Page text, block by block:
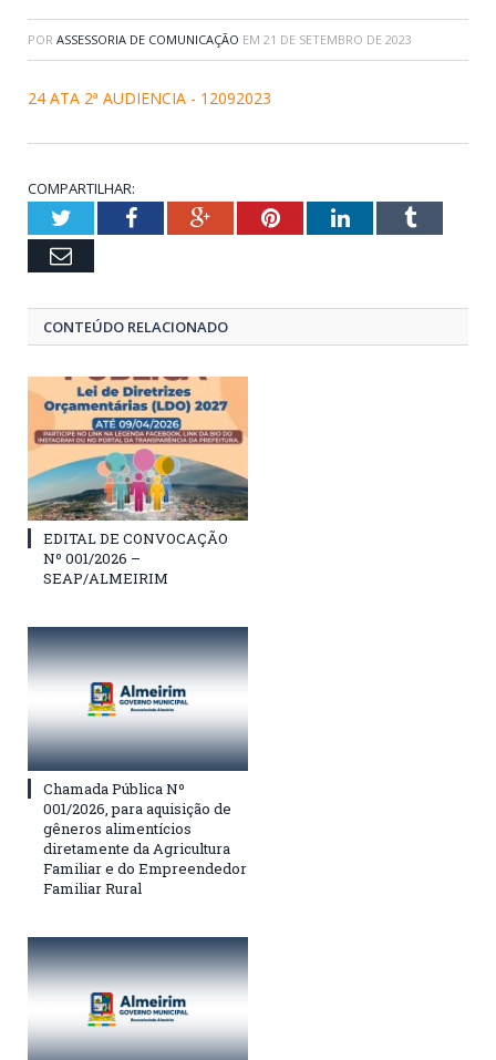
POR ASSESSORIA DE COMUNICAÇÃO EM 21 DE SETEMBRO DE 2023
24 ATA 2ª AUDIENCIA - 12092023
COMPARTILHAR:
TwitterFacebookGoogle+PinterestLinkedInTumblr
Email
CONTEÚDO RELACIONADO
EDITAL DE CONVOCAÇÃO
Nº 001/2026 –
SEAP/ALMEIRIM
Chamada Pública Nº
001/2026, para aquisição de
gêneros alimentícios
diretamente da Agricultura
Familiar e do Empreendedor
Familiar Rural